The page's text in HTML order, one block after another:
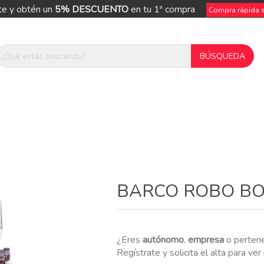
y obtén un 5% DESCUENTOen tu 1ª compra Compra rápida
BARCO ROBO
¿Eresautónomo,empresao
Regístrate y solicita el alta para